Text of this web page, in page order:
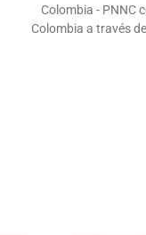
Colombia - PNNC
Colombia a través